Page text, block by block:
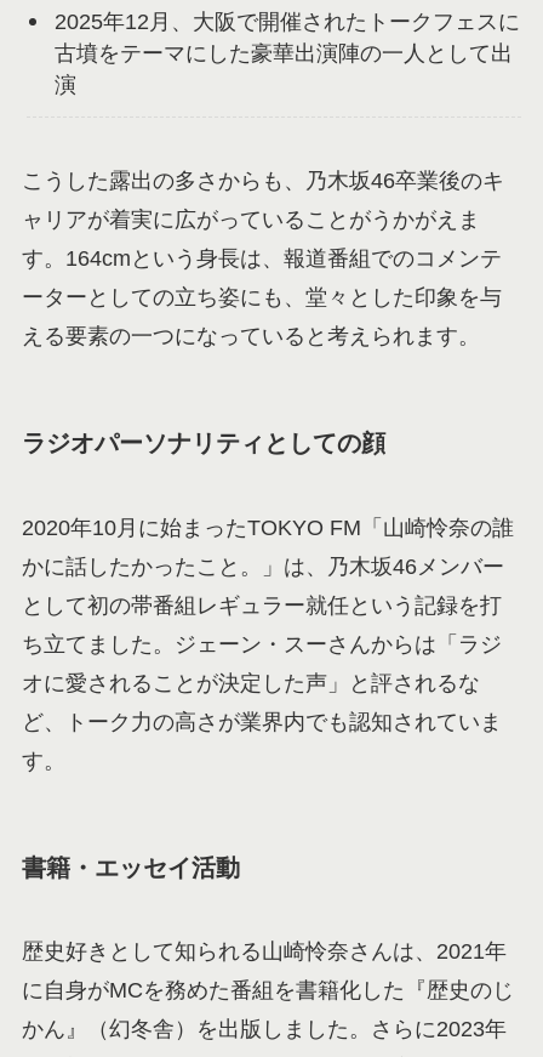
2025年12月、大阪で開催されたトークフェスに
古墳をテーマにした豪華出演陣の一人として出
演
こうした露出の多さからも、乃木坂46卒業後のキ
ャリアが着実に広がっていることがうかがえま
す。164cmという身長は、報道番組でのコメンテ
ーターとしての立ち姿にも、堂々とした印象を与
える要素の一つになっていると考えられます。
ラジオパーソナリティとしての顔
2020年10月に始まったTOKYO FM「山崎怜奈の誰
かに話したかったこと。」は、乃木坂46メンバー
として初の帯番組レギュラー就任という記録を打
ち立てました。ジェーン・スーさんからは「ラジ
オに愛されることが決定した声」と評されるな
ど、トーク力の高さが業界内でも認知されていま
す。
書籍・エッセイ活動
歴史好きとして知られる山崎怜奈さんは、2021年
に自身がMCを務めた番組を書籍化した『歴史のじ
かん』（幻冬舎）を出版しました。さらに2023年